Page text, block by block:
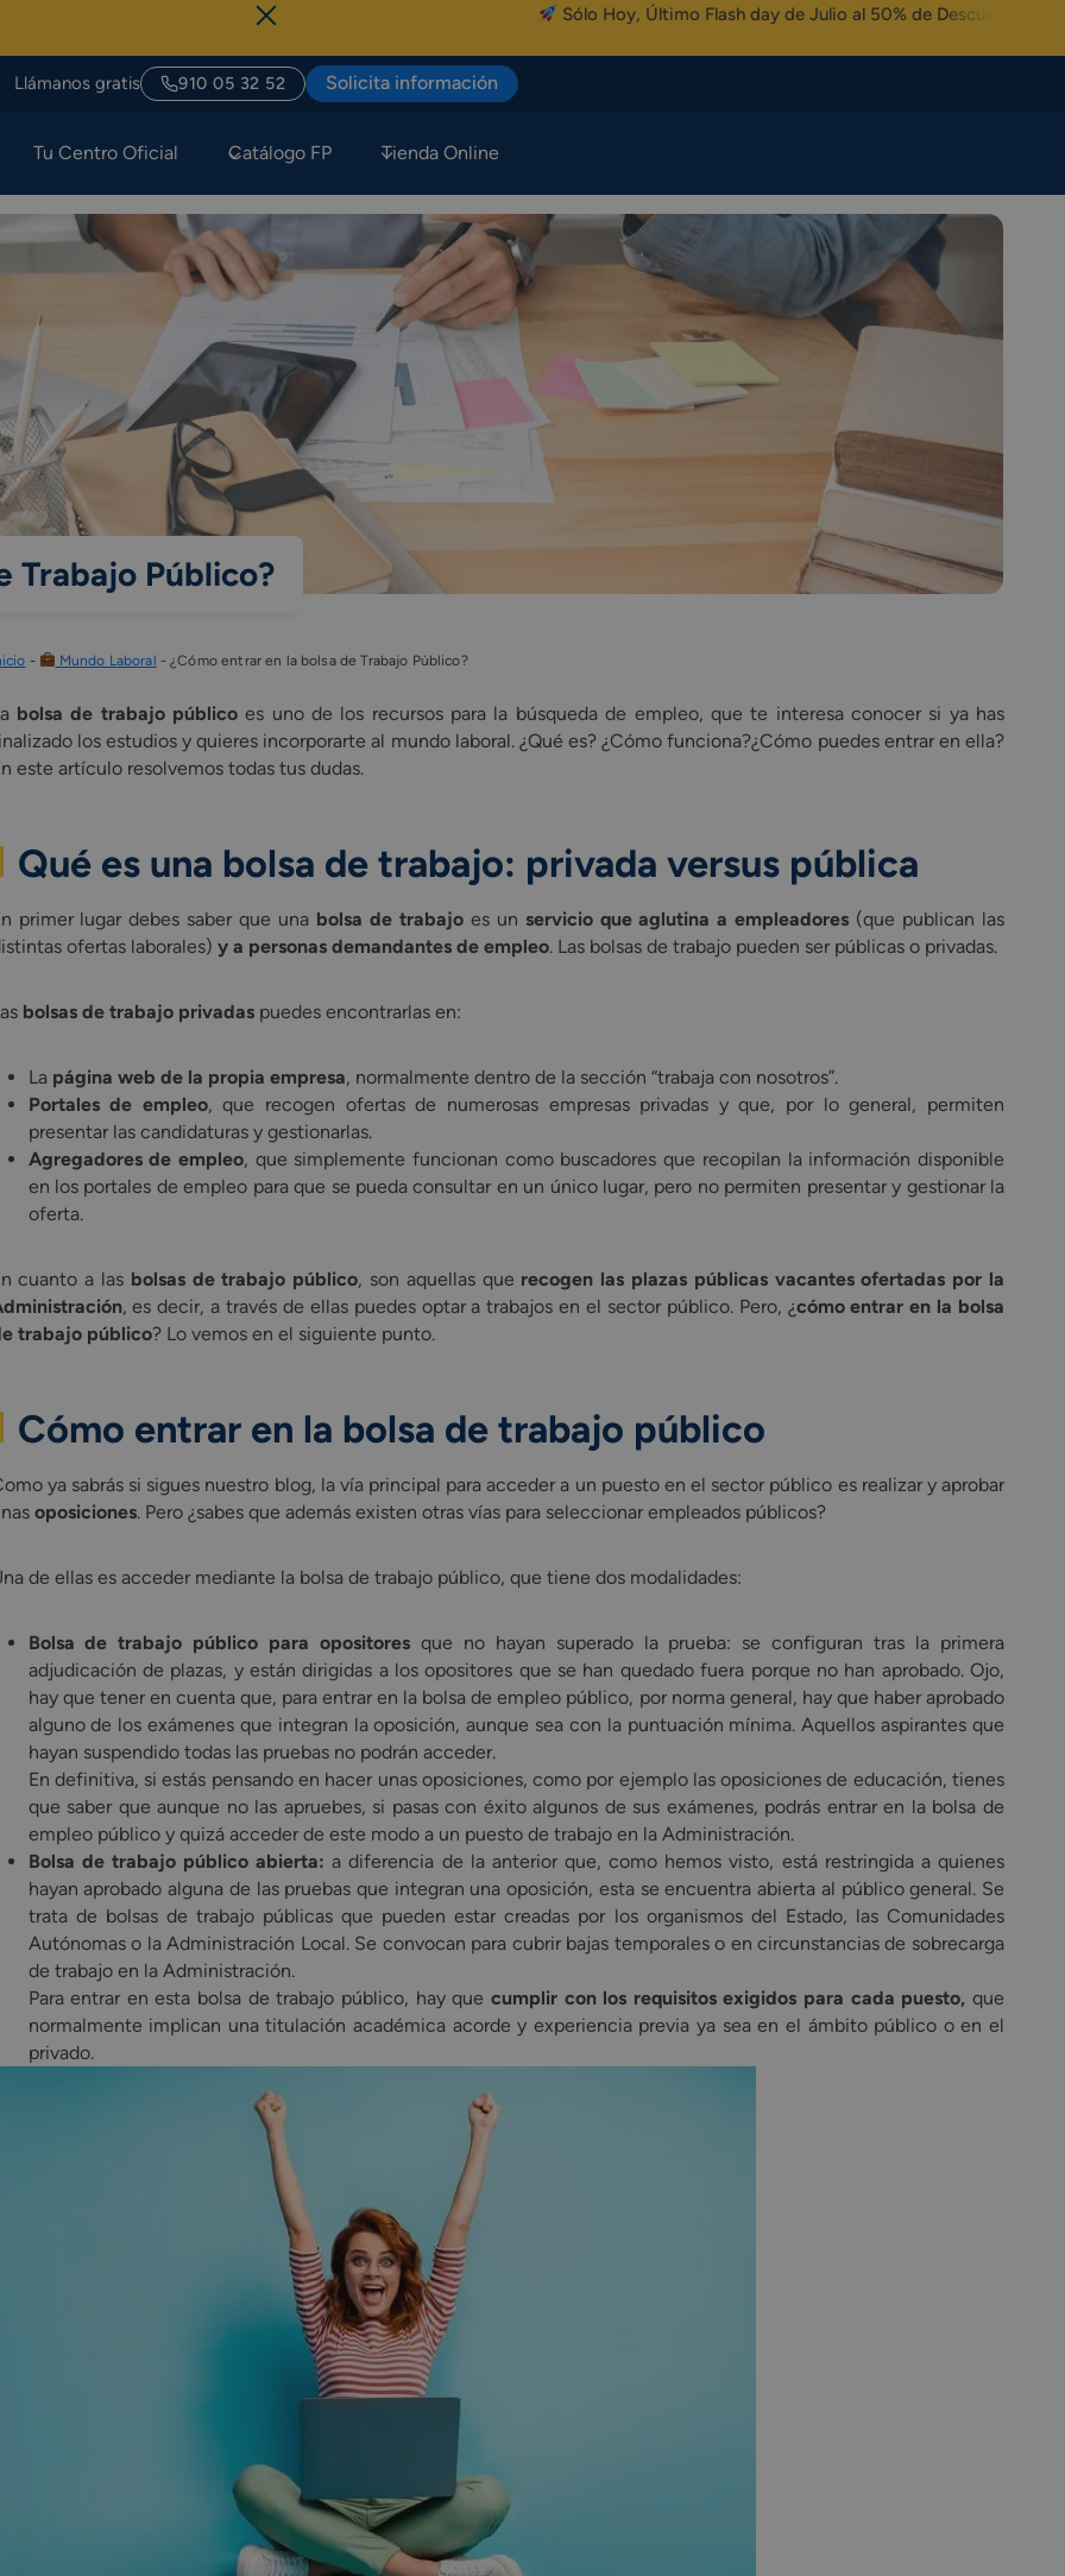
Sólo Hoy, Último Flash day de Julio al 50% de Descuento
Llámanos gratis 910 05 32 52 Solicita información
Tu Centro Oficial Catálogo FP Tienda Online
Trabajo Público?
- Mundo Laboral - ¿Cómo entrar en la bolsa de Trabajo Público?
bolsa de trabajo público es uno de los recursos para la búsqueda de empleo, que te interesa conocer si ya has
los estudios y quieres incorporarte al mundo laboral. ¿Qué es? ¿Cómo funciona?¿Cómo puedes entrar en ella?
este artículo resolvemos todas tus dudas.
Qué es una bolsa de trabajo: privada versus pública
primer lugar debes saber que una bolsa de trabajoes un servicio que aglutina a empleadores (que publican las
ofertas laborales) y a personas demandantes de empleo. Las bolsas de trabajo pueden ser públicas o privadas.
bolsas de trabajo privadaspuedes encontrarlas en:
La página web de la propia empresa, normalmente dentro de la sección “trabaja con nosotros”.
Portales de empleo, que recogen ofertas de numerosas empresas privadas y que, por lo general, permiten
presentar las candidaturas y gestionarlas.
Agregadores de empleo, que simplemente funcionan como buscadores que recopilan la información disponible
en los portales de empleo para que se pueda consultar en un único lugar, pero no permiten presentar y gestionar la
oferta.
cuanto a las bolsas de trabajo público, son aquellas que recogen las plazas públicas vacantes ofertadas por la
, es decir, a través de ellas puedes optar a trabajos en el sector público. Pero, ¿cómo entrar en la bolsa
trabajo público? Lo vemos en el siguiente punto.
Cómo entrar en la bolsa de trabajo público
ya sabrás si sigues nuestro blog, la vía principal para acceder a un puesto en el sector público es realizar y aprobar
oposiciones. Pero ¿sabes que además existen otras vías para seleccionar empleados públicos?
de ellas es acceder mediante la bolsa de trabajo público, que tiene dos modalidades:
Bolsa de trabajo público para opositores que no hayan superado la prueba: se configuran tras la primera
adjudicación de plazas, y están dirigidas a los opositores que se han quedado fuera porque no han aprobado. Ojo,
hay que tener en cuenta que, para entrar en la bolsa de empleo público, por norma general, hay que haber aprobado
alguno de los exámenes que integran la oposición, aunque sea con la puntuación mínima. Aquellos aspirantes que
hayan suspendido todas las pruebas no podrán acceder.
En definitiva, si estás pensando en hacer unas oposiciones, como por ejemplo las oposiciones de educación, tienes
que saber que aunque no las apruebes, si pasas con éxito algunos de sus exámenes, podrás entrar en la bolsa de
empleo público y quizá acceder de este modo a un puesto de trabajo en la Administración.
Bolsa de trabajo público abierta: a diferencia de la anterior que, como hemos visto, está restringida a quienes
hayan aprobado alguna de las pruebas que integran una oposición, esta se encuentra abierta al público general. Se
trata de bolsas de trabajo públicas que pueden estar creadas por los organismos del Estado, las Comunidades
Autónomas o la Administración Local. Se convocan para cubrir bajas temporales o en circunstancias de sobrecarga
de trabajo en la Administración.
Para entrar en esta bolsa de trabajo público, hay que cumplir con los requisitos exigidos para cada puesto, que
normalmente implican una titulación académica acorde y experiencia previa ya sea en el ámbito público o en el
privado.